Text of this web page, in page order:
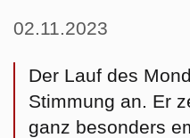
02.11.2023
Der Lauf des
Stimmung an. Er
ganz besonders